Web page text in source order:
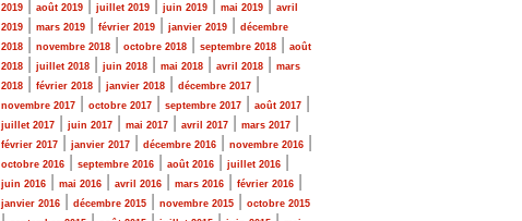
2019
août 2019 juillet 2019 juin 2019 mai 2019
avril
2019
mars 2019 février 2019 janvier 2019
décembre
2018
novembre 2018 octobre 2018 septembre 2018
août
2018
juillet 2018 juin 2018 mai 2018 avril 2018
mars
2018
février 2018 janvier 2018 décembre 2017
novembre 2017 octobre 2017 septembre 2017 août 2017
juillet 2017 juin 2017 mai 2017 avril 2017 mars 2017
février 2017 janvier 2017 décembre 2016 novembre 2016
octobre 2016 septembre 2016 août 2016 juillet 2016
juin 2016 mai 2016 avril 2016 mars 2016 février 2016
janvier 2016 décembre 2015 novembre 2015 octobre 2015